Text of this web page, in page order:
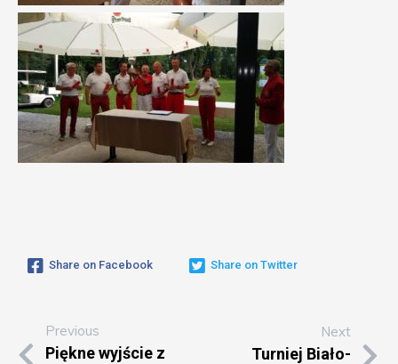
Share on Facebook Share on Twitter
Previous
Piękne wyjście z
Next
Turniej Biało-